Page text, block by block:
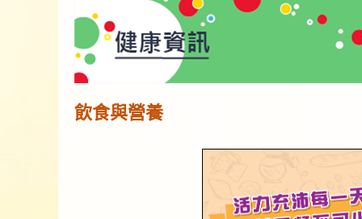
飲食與營養